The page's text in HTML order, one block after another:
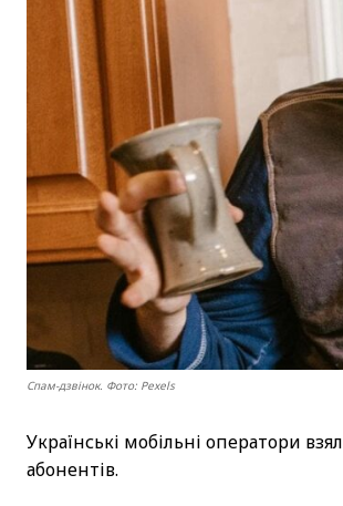
Спам-дзвінок. Фото: Pexels
Українські мобільні оператори
абонентів.